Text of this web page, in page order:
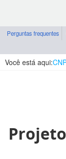
Perguntas frequentes
Você está aqui: